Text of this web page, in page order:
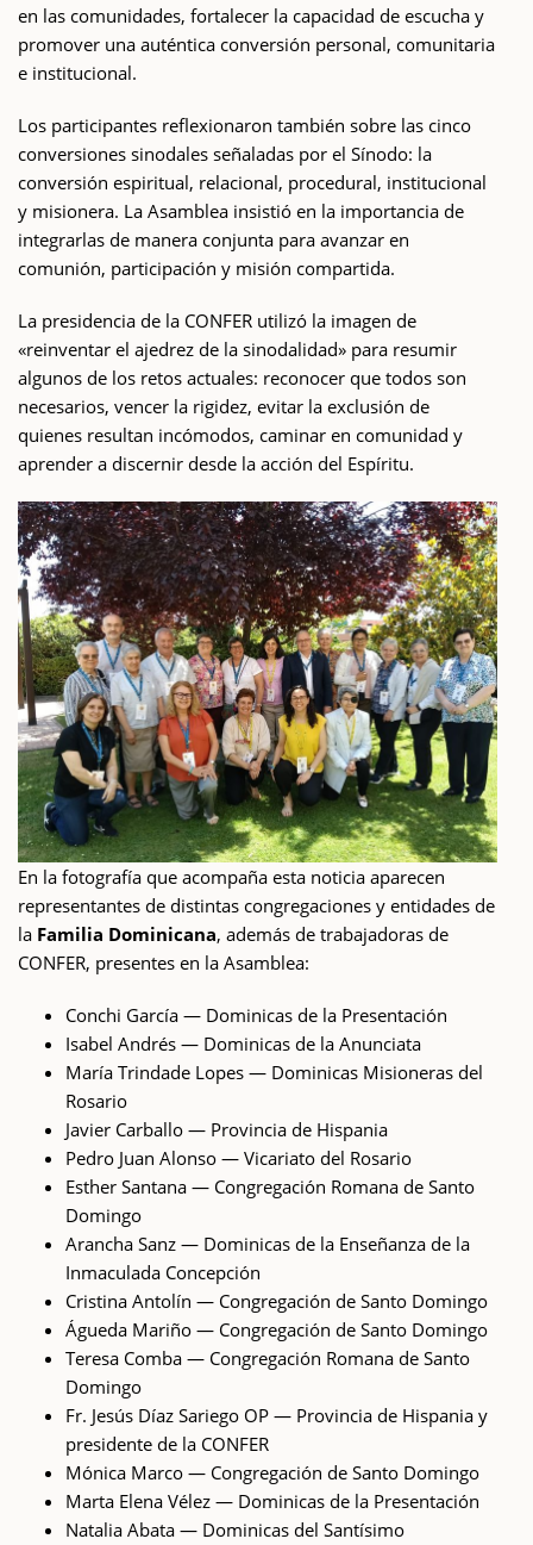
en las comunidades, fortalecer la capacidad de escucha y
promover una auténtica conversión personal, comunitaria
e institucional.
Los participantes reflexionaron también sobre las cinco
conversiones sinodales señaladas por el Sínodo: la
conversión espiritual, relacional, procedural, institucional
y misionera. La Asamblea insistió en la importancia de
integrarlas de manera conjunta para avanzar en
comunión, participación y misión compartida.
La presidencia de la CONFER utilizó la imagen de
«reinventar el ajedrez de la sinodalidad» para resumir
algunos de los retos actuales: reconocer que todos son
necesarios, vencer la rigidez, evitar la exclusión de
quienes resultan incómodos, caminar en comunidad y
aprender a discernir desde la acción del Espíritu.
En la fotografía que acompaña esta noticia aparecen
representantes de distintas congregaciones y entidades de
la Familia Dominicana, además de trabajadoras de
CONFER, presentes en la Asamblea:
Conchi García — Dominicas de la Presentación
Isabel Andrés — Dominicas de la Anunciata
María Trindade Lopes — Dominicas Misioneras del
Rosario
Javier Carballo — Provincia de Hispania
Pedro Juan Alonso — Vicariato del Rosario
Esther Santana — Congregación Romana de Santo
Domingo
Arancha Sanz — Dominicas de la Enseñanza de la
Inmaculada Concepción
Cristina Antolín — Congregación de Santo Domingo
Águeda Mariño — Congregación de Santo Domingo
Teresa Comba — Congregación Romana de Santo
Domingo
Fr. Jesús Díaz Sariego OP — Provincia de Hispania y
presidente de la CONFER
Mónica Marco — Congregación de Santo Domingo
Marta Elena Vélez — Dominicas de la Presentación
Natalia Abata — Dominicas del Santísimo